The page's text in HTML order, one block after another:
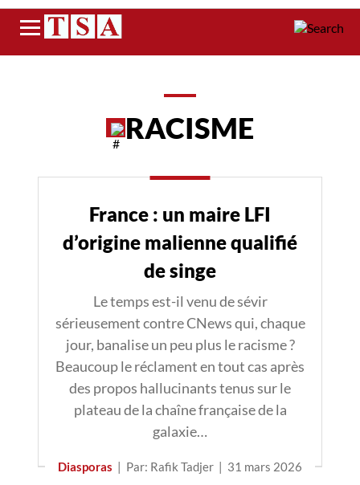
Menu
RACISME
France : un maire LFI
d’origine malienne qualifié
de singe
Le temps est-il venu de sévir
sérieusement contre CNews qui, chaque
jour, banalise un peu plus le racisme ?
Beaucoup le réclament en tout cas après
des propos hallucinants tenus sur le
plateau de la chaîne française de la
galaxie…
Diasporas | Par: Rafik Tadjer | 31 mars 2026